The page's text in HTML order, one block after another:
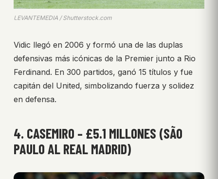
LEVANTEMEDIA / Shutterstock.com
Vidic llegó en 2006 y formó una de las duplas
defensivas más icónicas de la Premier junto a Rio
Ferdinand. En 300 partidos, ganó 15 títulos y fue
capitán del United, simbolizando fuerza y solidez
en defensa.
4. CASEMIRO – £5.1 MILLONES (SÃO
PAULO AL REAL MADRID)